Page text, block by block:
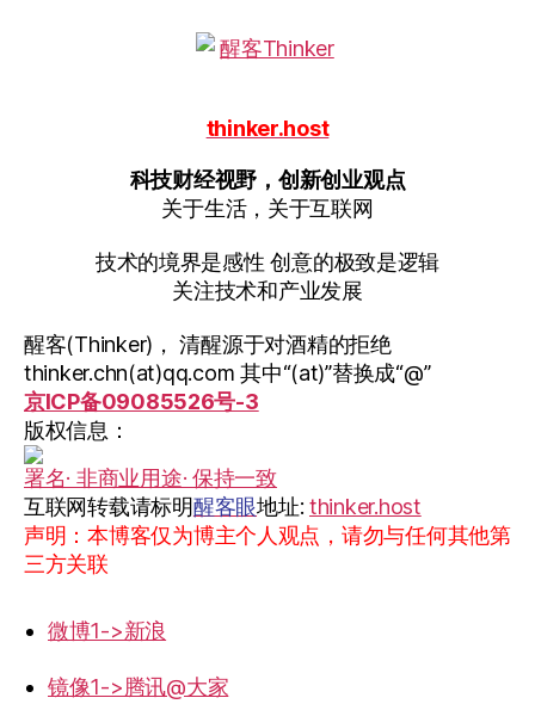
时
thinker.host
科技财经视野，创新创业观点
关于生活，关于互联网
技术的境界是感性 创意的极致是逻辑
关注技术和产业发展
醒客(Thinker)， 清醒源于对酒精的拒绝
thinker.chn(at)qq.com 其中“(at)”替换成“@”
京ICP备09085526号-3
版权信息：
署名· 非商业用途· 保持一致
互联网转载请标明醒客眼地址: thinker.host
声明：本博客仅为博主个人观点，请勿与任何其他第
三方关联
微博1->新浪
镜像1->腾讯@大家